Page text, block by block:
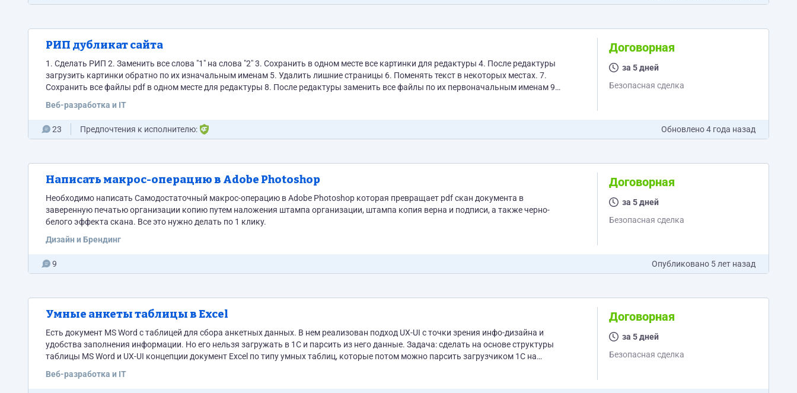
РИП дубликат сайта
1. Сделать РИП 2. Заменить все слова "1" на слова "2" 3. Сохранить в одном месте все картинки для редактуры 4. После редактуры
загрузить картинки обратно по их изначальным именам 5. Удалить лишние страницы 6. Поменять текст в некоторых местах. 7.
Сохранить все файлы pdf в одном месте для редактуры 8. После редактуры заменить все файлы по их первоначальным именам 9.
Веб-разработка и IT
Договорная
за 5 дней
Безопасная сделка
23 Предпочтения к исполнителю: Обновлено4 года назад
Написать макрос-операцию в Adobe Photoshop
Необходимо написать Самодостаточный макрос-операцию в Adobe Photoshop которая превращает pdf скан документа в
заверенную печатью организации копию путем наложения штампа организации, штампа копия верна и подписи, а также черно-
белого эффекта скана. Все это нужно делать по 1 клику.
Дизайн и Брендинг
Договорная
за 5 дней
Безопасная сделка
9 Опубликовано 5 лет назад
Умные анкеты таблицы в Excel
Есть документ MS Word с таблицей для сбора анкетных данных. В нем реализован подход UX-UI с точки зрения инфо-дизайна и
удобства заполнения информации. Но его нельзя загружать в 1С и парсить из него данные. Задача: сделать на основе структуры
таблицы MS Word и UX-UI концепции документ Excel по типу умных таблиц, которые потом можно парсить загрузчиком 1С на
Веб-разработка и IT
Договорная
за 5 дней
Безопасная сделка